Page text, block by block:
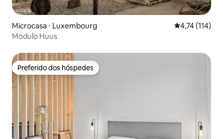
Microcasa ⋅ Luxembourg 4,74 de uma
4,74 (114)
Módulo Huus
Preferido dos hóspedes
Preferido dos hóspedes